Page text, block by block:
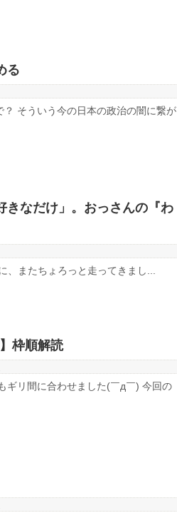
る
そういう今の日本の政治の闇に繋が
きなだけ」。おっさんの『わ
またちょろっと走ってきまし...
枠順解読
ギリ間に合わせました(￣д￣) 今回の